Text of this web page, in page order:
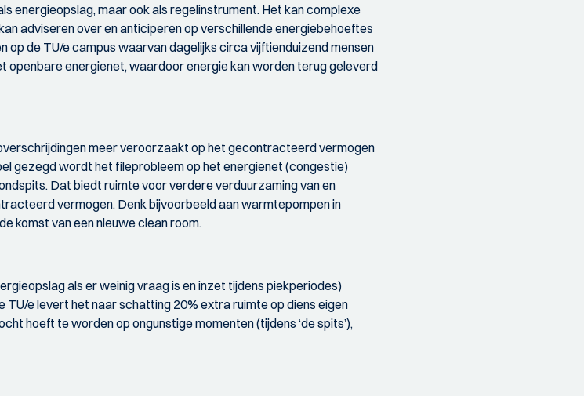
energieopslag, maar ook als regelinstrument. Het kan complexe
adviseren over en anticiperen op verschillende energiebehoeftes
de TU/e campus waarvan dagelijks circa vijftienduizend mensen
openbare energienet, waardoor energie kan worden terug geleverd
meer veroorzaakt op het gecontracteerd vermogen
gezegd wordt het fileprobleem op het energienet (congestie)
Dat biedt ruimte voor verdere verduurzaming van en
vermogen. Denk bijvoorbeeld aan warmtepompen in
komst van een nieuwe clean room.
als er weinig vraag is en inzet tijdens piekperiodes)
e levert het naar schatting 20% extra ruimte op diens eigen
hoeft te worden op ongunstige momenten (tijdens ‘de spits’),